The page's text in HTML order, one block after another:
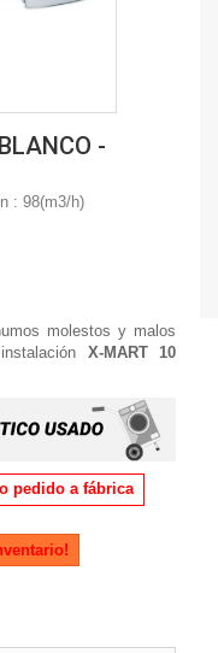
-
: 98(m3/h)
molestos y malos
X-MART 10
pedido a fábrica